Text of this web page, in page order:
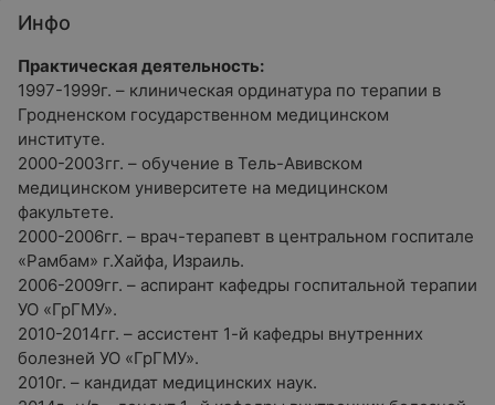
Инфо
Практическая деятельность:
1997-1999г. – клиническая ординатура по терапии в
Гродненском государственном медицинском
институте.
2000-2003гг. – обучение в Тель-Авивском
медицинском университете на медицинском
факультете.
2000-2006гг. – врач-терапевт в центральном госпитале
«Рамбам» г.Хайфа, Израиль.
2006-2009гг. – аспирант кафедры госпитальной терапии
УО «ГрГМУ».
2010-2014гг. – ассистент 1-й кафедры внутренних
болезней УО «ГрГМУ».
2010г. – кандидат медицинских наук.